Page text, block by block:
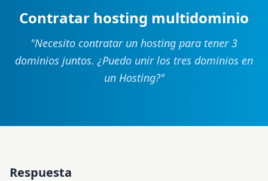
Contratar hosting multidominio
"Necesito contratar un hosting para tener 3
dominios juntos. ¿Puedo unir los tres dominios en
un Hosting?"
Respuesta